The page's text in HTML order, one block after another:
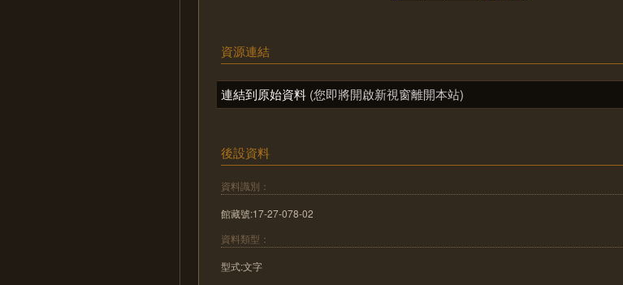
資源連結
連結到原始資料 (您即將開啟新視窗離開本站)
後設資料
資料識別：
館藏號:17-27-078-02
資料類型：
型式:文字